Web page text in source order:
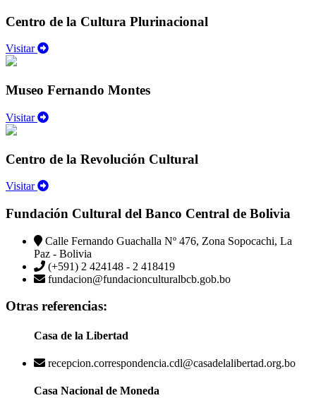
Centro de la Cultura Plurinacional
Visitar
Museo Fernando Montes
Visitar
Centro de la Revolución Cultural
Visitar
Fundación Cultural del Banco Central de Bolivia
Calle Fernando Guachalla Nº 476, Zona Sopocachi, La
Paz - Bolivia
(+591) 2 424148 - 2 418419
fundacion@fundacionculturalbcb.gob.bo
Otras referencias:
Casa de la Libertad
recepcion.correspondencia.cdl@casadelalibertad.org.bo
Casa Nacional de Moneda